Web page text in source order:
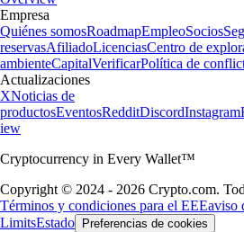
Empresa
Quiénes somosRoadmapEmpleoSocios
reservasAfiliadoLicenciasCentro de
ambienteCapitalVerificarPolítica de
Actualizaciones
XNoticias de
productosEventosRedditDiscordInstagram
iew
Cryptocurrency in Every Wallet™
Copyright © 2024 - 2026 Crypto.com.
Términos y condiciones para el EEEaviso
LimitsEstado Preferencias de cookies